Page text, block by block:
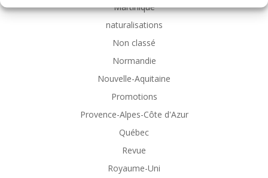
Martinique
naturalisations
Non classé
Normandie
Nouvelle-Aquitaine
Promotions
Provence-Alpes-Côte d'Azur
Québec
Revue
Royaume-Uni